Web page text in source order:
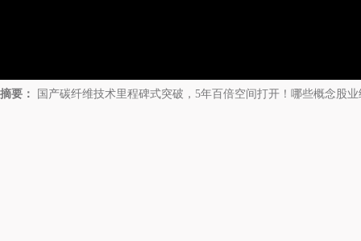
摘要： 国产碳纤维技术里程碑式突破，5年百倍空间打开！哪些概念股